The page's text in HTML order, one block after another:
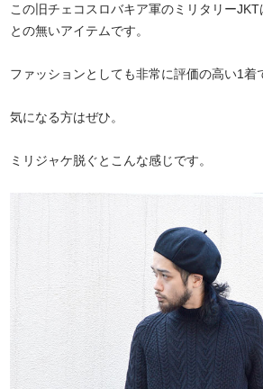
この旧チェコスロバキア軍のミリタリーJKT
との無いアイテムです。
ファッションとしても非常に評価の高い1着
気になる方はぜひ。
ミリジャケ脱ぐとこんな感じです。